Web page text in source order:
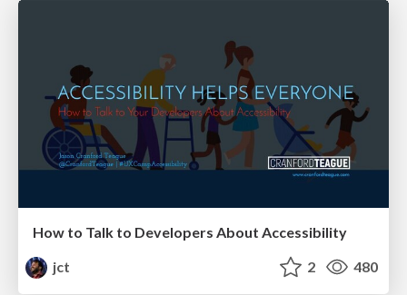
How to Talk to Developers About Accessibility
jct
2 480